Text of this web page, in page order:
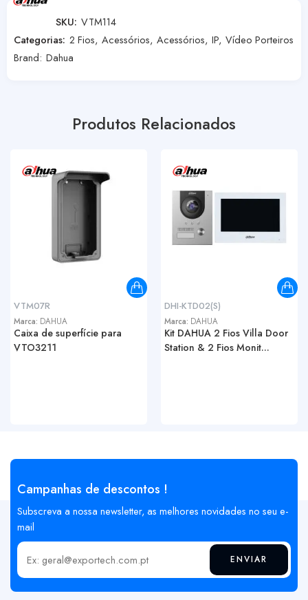
SKU: VTM114
Categorias: 2 Fios, Acessórios, Acessórios, IP, Vídeo Porteiros
Brand: Dahua
Produtos Relacionados
VTM07R
Marca: DAHUA
Caixa de superfície para
VTO3211
DHI-KTD02(S)
Marca: DAHUA
Kit DAHUA 2 Fios Villa Door
Station & 2 Fios Monit...
Campanhas de descontos !
Subscreva a nossa newsletter, as melhores novidades no seu e-
mail
Insira o seu email ENVIAR